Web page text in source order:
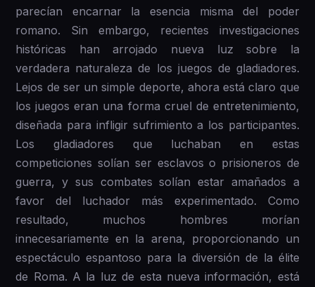
parecían encarnar la esencia misma del poder
romano. Sin embargo, recientes investigaciones
históricas han arrojado nueva luz sobre la
verdadera naturaleza de los juegos de gladiadores.
Lejos de ser un simple deporte, ahora está claro que
los juegos eran una forma cruel de entretenimiento,
diseñada para infligir sufrimiento a los participantes.
Los gladiadores que luchaban en estas
competiciones solían ser esclavos o prisioneros de
guerra, y sus combates solían estar amañados a
favor del luchador más experimentado. Como
resultado, muchos hombres morían
innecesariamente en la arena, proporcionando un
espectáculo espantoso para la diversión de la élite
de Roma. A la luz de esta nueva información, está